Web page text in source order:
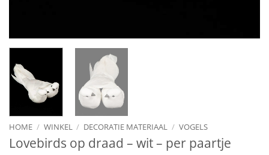
HOME / WINKEL / DECORATIE MATERIAAL / VOGELS
Lovebirds op draad – wit – per paartje